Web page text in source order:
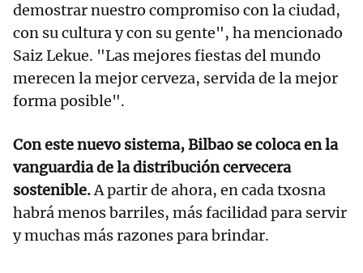
demostrar nuestro compromiso con la ciudad,
con su cultura y con su gente", ha mencionado
Saiz Lekue. "Las mejores fiestas del mundo
merecen la mejor cerveza, servida de la mejor
forma posible".
Con este nuevo sistema, Bilbao se coloca en la
vanguardia de la distribución cervecera
sostenible.A partir de ahora, en cada txosna
habrá menos barriles, más facilidad para servir
y muchas más razones para brindar.